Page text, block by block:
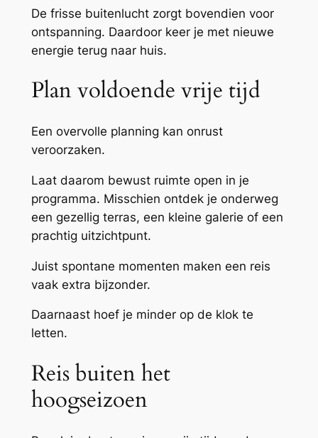
De frisse buitenlucht zorgt bovendien voor
ontspanning. Daardoor keer je met nieuwe
energie terug naar huis.
Plan voldoende vrije tijd
Een overvolle planning kan onrust
veroorzaken.
Laat daarom bewust ruimte open in je
programma. Misschien ontdek je onderweg
een gezellig terras, een kleine galerie of een
prachtig uitzichtpunt.
Juist spontane momenten maken een reis
vaak extra bijzonder.
Daarnaast hoef je minder op de klok te
letten.
Reis buiten het
hoogseizoen